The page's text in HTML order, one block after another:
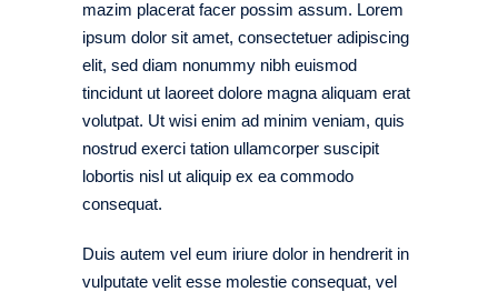
mazim placerat facer possim assum. Lorem
ipsum dolor sit amet, consectetuer adipiscing
elit, sed diam nonummy nibh euismod
tincidunt ut laoreet dolore magna aliquam erat
volutpat. Ut wisi enim ad minim veniam, quis
nostrud exerci tation ullamcorper suscipit
lobortis nisl ut aliquip ex ea commodo
consequat.
Duis autem vel eum iriure dolor in hendrerit in
vulputate velit esse molestie consequat, vel